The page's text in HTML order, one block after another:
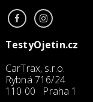
TestyOjetin.cz
CarTrax, s.r.o.
Rybná 716/24
110 00 Praha 1